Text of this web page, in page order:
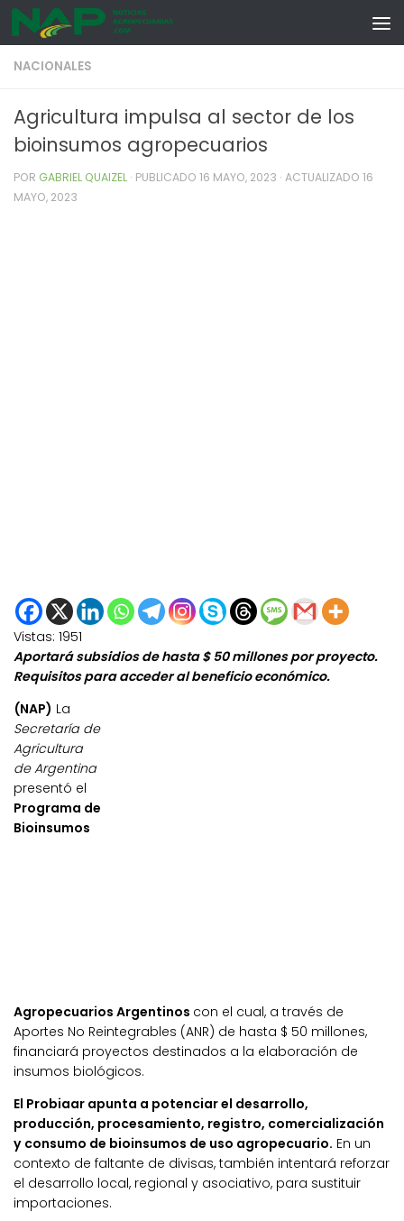
Skip to content
NACIONALES
Agricultura impulsa al sector de los
bioinsumos agropecuarios
POR GABRIEL QUAIZEL · PUBLICADO 16 MAYO, 2023 · ACTUALIZADO 16
MAYO, 2023
Vistas: 1951
Aportará subsidios de hasta $ 50 millones por proyecto.
Requisitos para acceder al beneficio económico.
(NAP) La
Secretaría de
Agricultura
de Argentina
presentó el
Programa de
Bioinsumos
Agropecuarios Argentinos con el cual, a través de
Aportes No Reintegrables (ANR) de hasta $ 50 millones,
financiará proyectos destinados a la elaboración de
insumos biológicos.
El Probiaar apunta a potenciar el desarrollo,
producción, procesamiento, registro, comercialización
y consumo de bioinsumos de uso agropecuario. En un
contexto de faltante de divisas, también intentará reforzar
el desarrollo local, regional y asociativo, para sustituir
importaciones.